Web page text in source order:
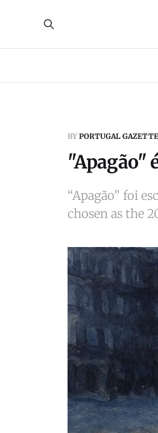
BY PORTUGAL GAZETTE
"Apagão"
“Apagão” foi
chosen as the